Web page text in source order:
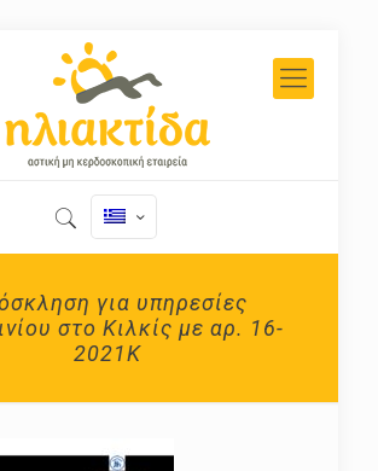
για υπηρεσίες
στο Κιλκίς με αρ. 16-
2021Κ